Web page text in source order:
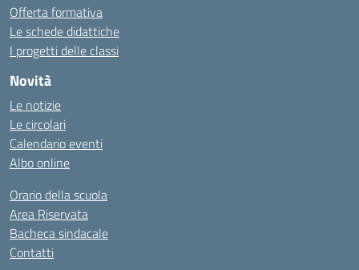
Offerta formativa
Le schede didattiche
I progetti delle classi
Novità
Le notizie
Le circolari
Calendario eventi
Albo online
Orario della scuola
Area Riservata
Bacheca sindacale
Contatti